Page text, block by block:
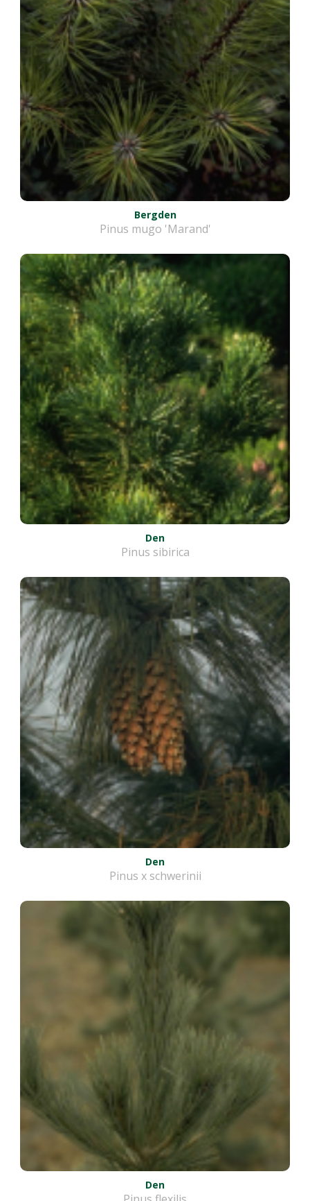
Bergden
Pinus mugo 'Marand'
Den
Pinus sibirica
Den
Pinus x schwerinii
Den